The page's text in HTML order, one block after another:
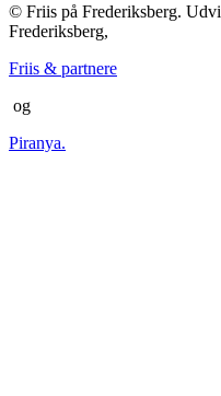
© Friis på Frederiksberg.
Frederiksberg,
Friis & partnere
og
Piranya.